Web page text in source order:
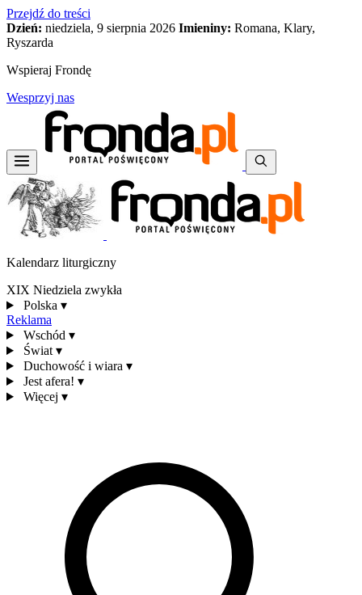
Przejdź do treści
Dzień: niedziela, 9 sierpnia 2026 Imieniny: Romana, Klary,
Ryszarda
Wspieraj Frondę
Wesprzyj nas
Kalendarz liturgiczny
XIX Niedziela zwykła
Polska ▾
Reklama
Wschód ▾
Świat ▾
Duchowość i wiara ▾
Jest afera! ▾
Więcej ▾